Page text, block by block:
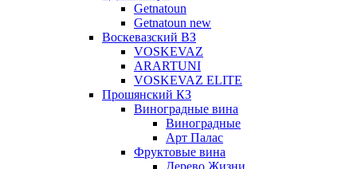
Getnatoun
Getnatoun new
Воскевазский ВЗ
VOSKEVAZ
ARARTUNI
VOSKEVAZ ELITE
Прошянский КЗ
Виноградные вина
Виноградные
Арт Палас
Фруктовые вина
Дерево Жизни